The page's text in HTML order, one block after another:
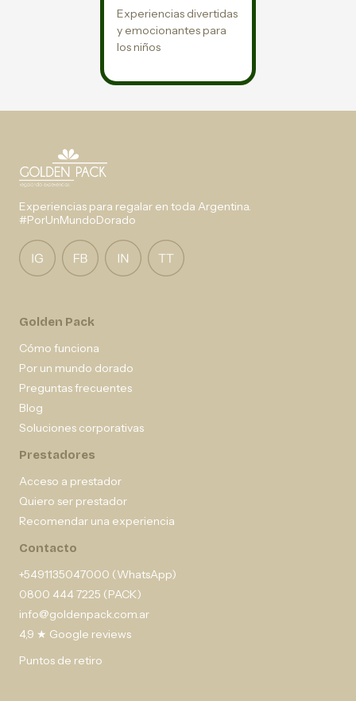
Experiencias divertidas
y emocionantes para
los niños
Experiencias para regalar en toda Argentina.
#PorUnMundoDorado
Golden Pack
Cómo funciona
Por un mundo dorado
Preguntas frecuentes
Blog
Soluciones corporativas
Prestadores
Acceso a prestador
Quiero ser prestador
Recomendar una experiencia
Contacto
+5491135047000 (WhatsApp)
0800 444 7225 (PACK)
info@goldenpack.com.ar
4,9 ★ Google reviews
Puntos de retiro